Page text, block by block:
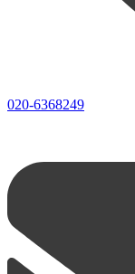
020-6368249